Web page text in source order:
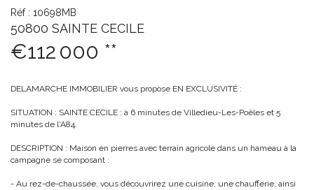
Réf : 10698MB
50800 SAINTE CECILE
€112 000 **
DELAMARCHE IMMOBILIER vous propose EN EXCLUSIVITÉ :
SITUATION : SAINTE CECILE : à 6 minutes de Villedieu-Les-Poêles et 5
minutes de l'A84.
DESCRIPTION : Maison en pierres avec terrain agricole dans un hameau à la
campagne se composant :
- Au rez-de-chaussée, vous découvrirez une cuisine, une chaufferie, ainsi